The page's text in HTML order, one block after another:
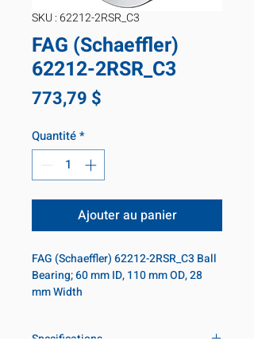
SKU : 62212-2RSR_C3
FAG (Schaeffler)
62212-2RSR_C3
773,79 $
Quantité*
Ajouter au panier
FAG (Schaeffler) 62212-2RSR_C3 Ball
Bearing; 60 mm ID, 110 mm OD, 28
mm Width
Specifications